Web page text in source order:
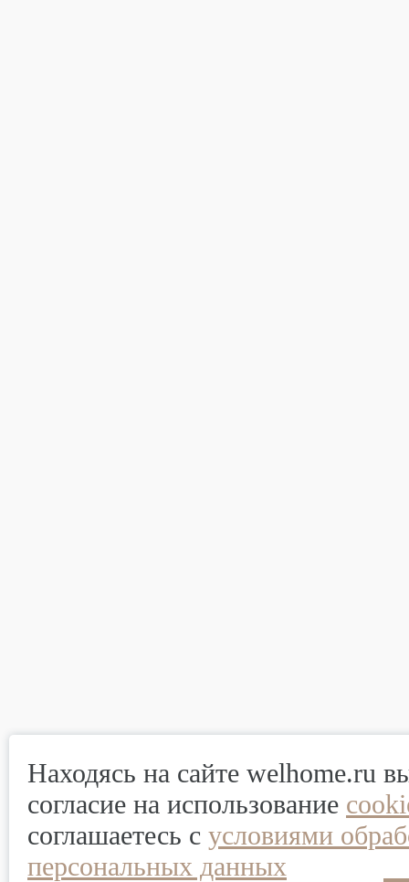
Находясь на сайте welhome.ru
согласие на использование
соглашаетесь с условиями
персональных данных